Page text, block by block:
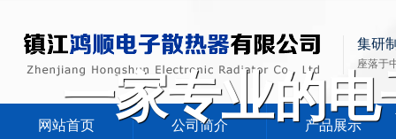
集研
座落于
网站首页 公司简介 产品展示
一家专业的